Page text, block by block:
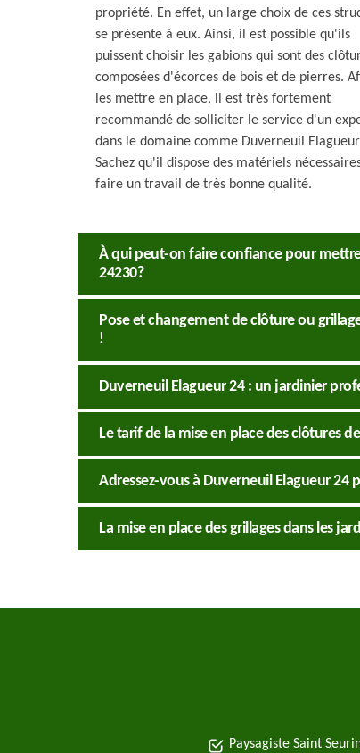
propriété. En effet, un large choix de ces
se présente à eux. Ainsi, il est possible qu'ils
puissent choisir les gabions qui sont des
composées d'écorces de bois et de pierres.
les mettre en place, il est très fortement
recommandé de solliciter le service d'un
dans le domaine comme Duverneuil
Sachez qu'il dispose des matériels
faire un travail de très bonne qualité.
À qui peut-on faire confiance pour mettre
24230?
Pose et changement de clôture ou
!
Duverneuil Elagueur 24 : un jardinier
Le tarif de la mise en place des clôtures
Adressez-vous à Duverneuil Elagueur
La mise en place des grillages dans les
Paysagiste Saint